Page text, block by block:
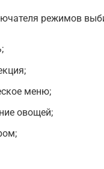
режимов
меню;
овощей;